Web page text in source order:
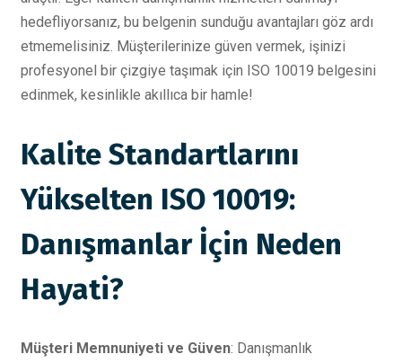
hedefliyorsanız, bu belgenin sunduğu avantajları göz ardı
etmemelisiniz. Müşterilerinize güven vermek, işinizi
profesyonel bir çizgiye taşımak için ISO 10019 belgesini
edinmek, kesinlikle akıllıca bir hamle!
Kalite Standartlarını
Yükselten ISO 10019:
Danışmanlar İçin Neden
Hayati?
Müşteri Memnuniyeti ve Güven: Danışmanlık